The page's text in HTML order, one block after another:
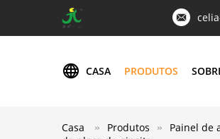
CASA PRODUTOS
Casa Produtos Painel de